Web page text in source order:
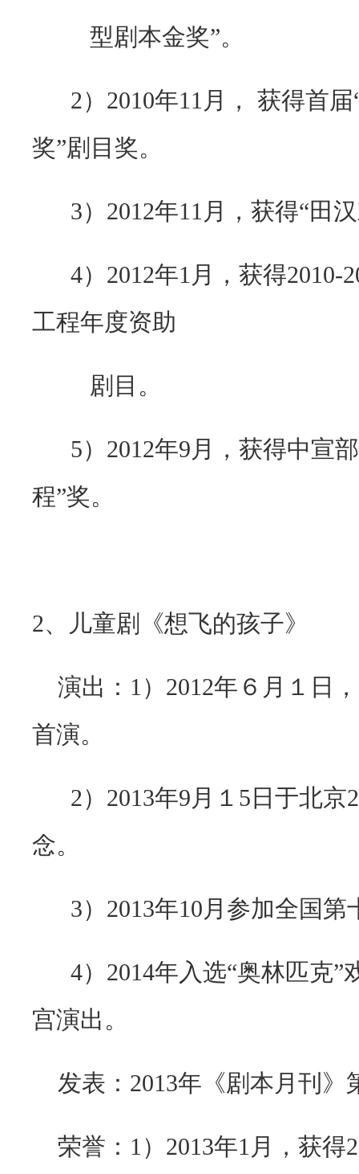
型剧本金奖”。
2） 2010年11 月， 获得首
奖”剧目奖。
3） 2012年11 月，获得“田
4） 2012年1 月，获得2010-
工程年度资助
剧目。
5） 2012年9 月，获得中宣
程”奖。
2、儿童剧《想飞的孩子》
演出： 1 ） 2012年６月１日
首演。
2） 2013年9 月１ 5 日于北京
念。
3） 2013年10 月参加全国第
4） 2014年入选“奥林匹克”
宫演出。
发表： 2013年《剧本月刊》
荣誉： 1 ） 2013年1 月，获得